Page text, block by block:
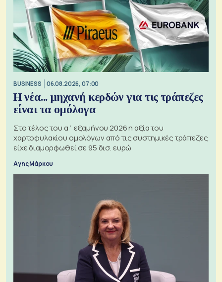
BUSINESS 06.08.2026, 07:00
Η νέα... μηχανή κερδών για τις τράπεζες
είναι τα ομόλογα
Στο τέλος του α΄ εξαμήνου 2026 η αξία του
χαρτοφυλακίου ομολόγων από τις συστημικές τράπεζες
είχε διαμορφωθεί σε 95 δισ. ευρώ
Αγης Μάρκου